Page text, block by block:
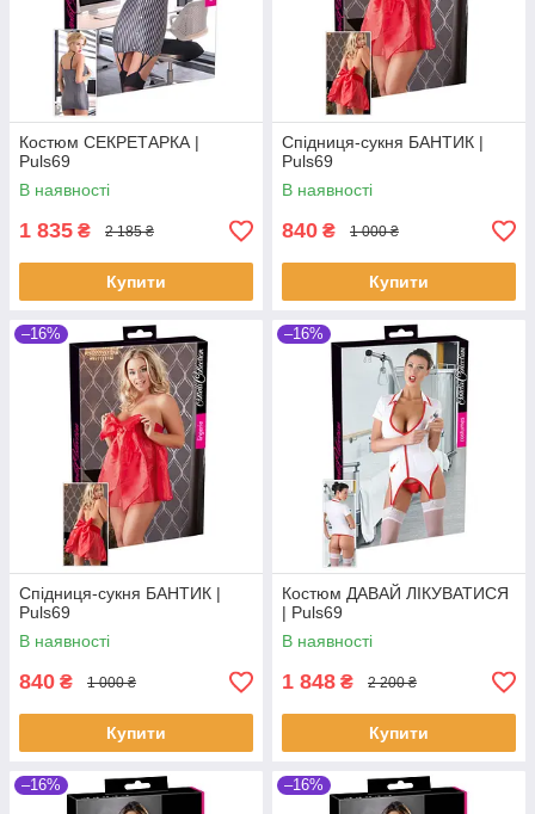
Костюм СЕКРЕТАРКА |
Puls69
В наявності
1 835 ₴ 2 185 ₴
Купити
Спідниця-сукня БАНТИК |
Puls69
В наявності
840 ₴ 1 000 ₴
Купити
–16%
Спідниця-сукня БАНТИК |
Puls69
В наявності
840 ₴ 1 000 ₴
Купити
–16%
Костюм ДАВАЙ ЛІКУВАТИСЯ
| Puls69
В наявності
1 848 ₴ 2 200 ₴
Купити
–16% –16%